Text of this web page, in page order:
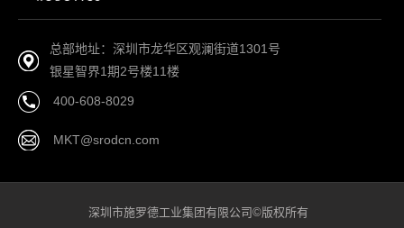
总部地址：深圳市龙华区观澜街道1301号
银星智界1期2号楼11楼
400-608-8029
MKT@srodcn.com
深圳市施罗德工业集团有限公司©版权所有